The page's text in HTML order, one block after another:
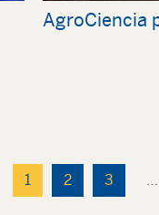
AgroCiencia
1 2 3 …